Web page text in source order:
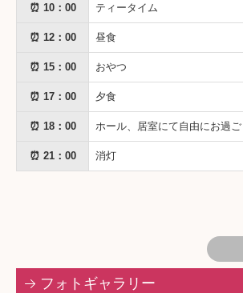
⏰ 10：00 ティータイム
⏰ 12：00 昼食
⏰ 15：00 おやつ
⏰ 17：00 夕食
⏰ 18：00 ホール、居室にて自由にお過
⏰ 21：00 消灯
フォトギャラリー